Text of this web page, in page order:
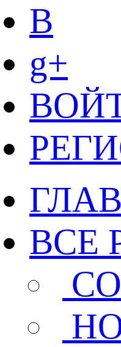
B
g+
ВСЕ